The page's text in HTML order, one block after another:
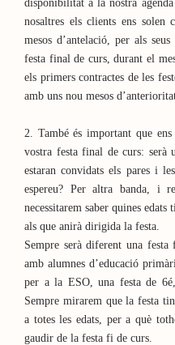
disponibilitat a la nostra
nosaltres els clients ens solen
mesos d’antelació, per als
festa final de curs, durant el
els primers contractes de les
amb uns nou mesos
2. També és important que
vostra festa final de curs: serà
estaran convidats els pares i
espereu? Per altra banda, i
necessitarem saber quines
als que anirà dirigida la festa.
Sempre serà diferent una
amb alumnes d’educació
per a la ESO, una festa de
Sempre mirarem que la festa
a totes les edats, per a què
gaudir de la festa fi de curs.